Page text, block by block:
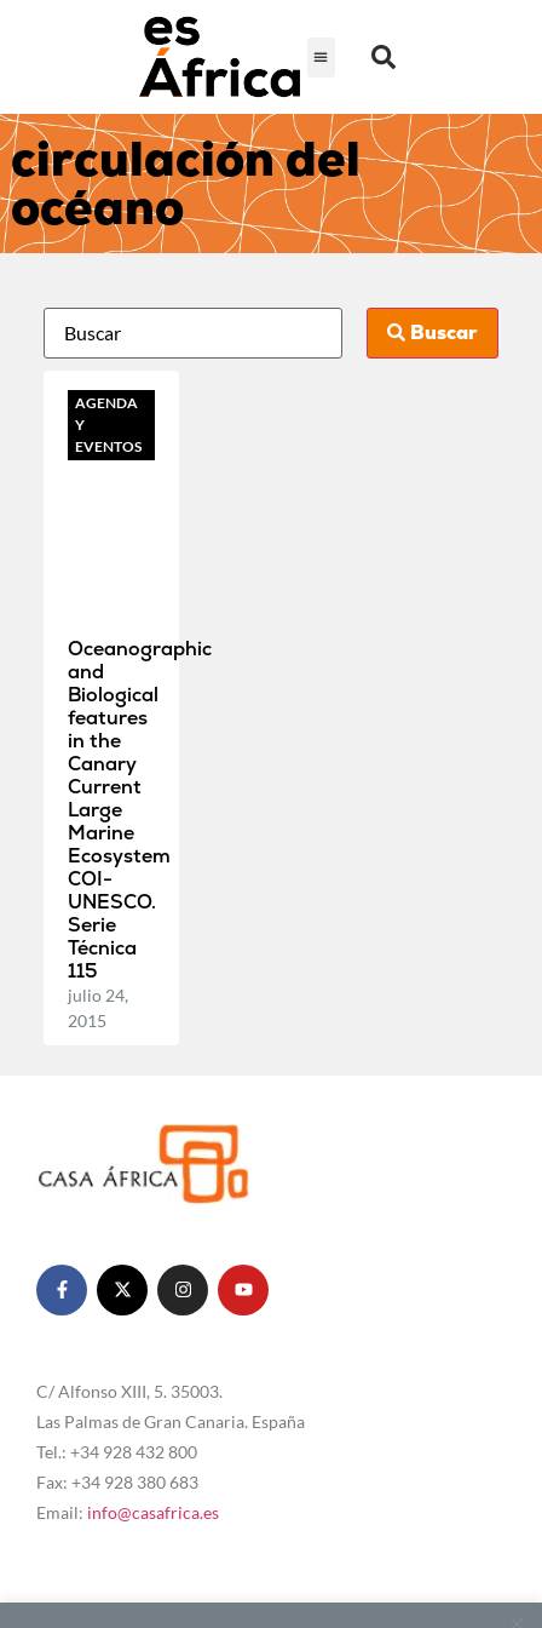
circulación del
océano
Buscar
AGENDA
Y
EVENTOS
Oceanographic
and
Biological
features
in the
Canary
Current
Large
Marine
Ecosystem
COI-
UNESCO.
Serie
Técnica
115
julio 24,
2015
C/ Alfonso XIII, 5. 35003.
Las Palmas de Gran Canaria. España
Tel.: +34 928 432 800
Fax: +34 928 380 683
Email: info@casafrica.es